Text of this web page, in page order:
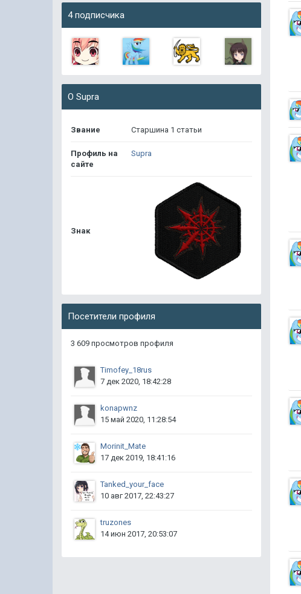
4 подписчика
О Supra
Звание Старшина 1 статьи
Профиль на
сайте
Supra
Знак
Посетители профиля
3 609 просмотров профиля
Timofey_18rus
7 дек 2020, 18:42:28
konapwnz
15 май 2020, 11:28:54
Morinit_Mate
17 дек 2019, 18:41:16
Tanked_your_face
10 авг 2017, 22:43:27
truzones
14 июн 2017, 20:53:07